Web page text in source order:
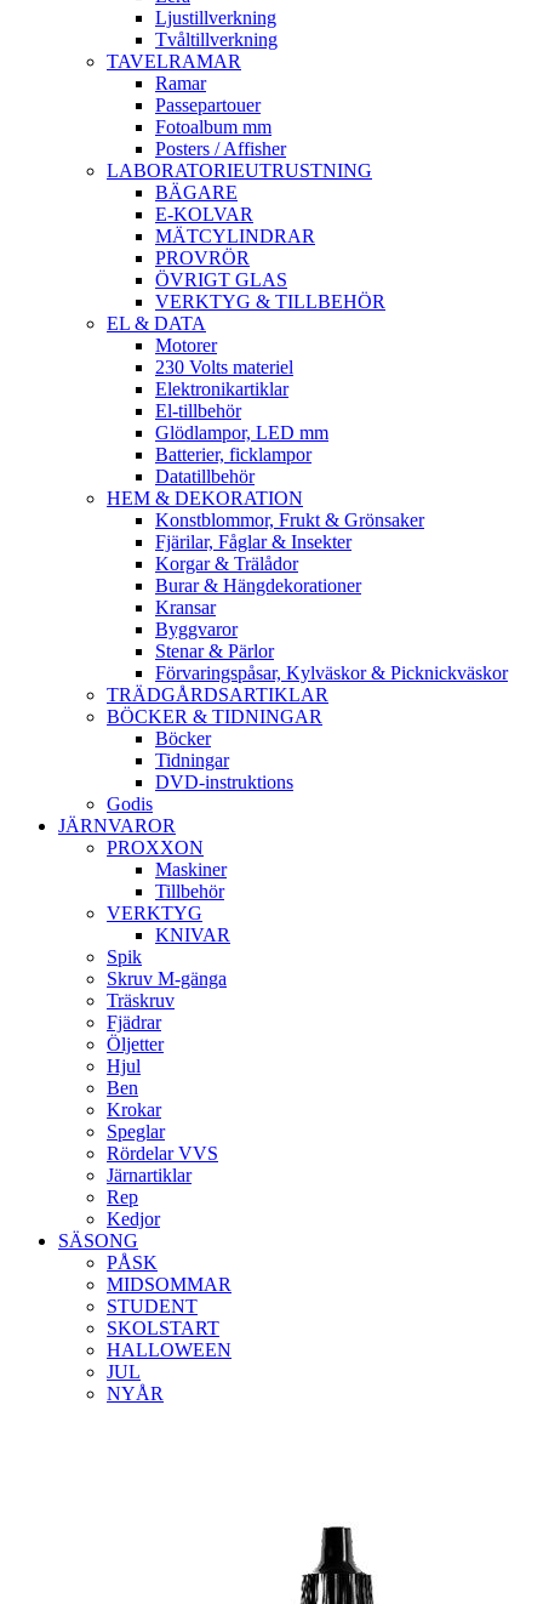
Ljustillverkning
Tvåltillverkning
TAVELRAMAR
Ramar
Passepartouer
Fotoalbum mm
Posters / Affisher
LABORATORIEUTRUSTNING
BÄGARE
E-KOLVAR
MÄTCYLINDRAR
PROVRÖR
ÖVRIGT GLAS
VERKTYG & TILLBEHÖR
EL & DATA
Motorer
230 Volts materiel
Elektronikartiklar
El-tillbehör
Glödlampor, LED mm
Batterier, ficklampor
Datatillbehör
HEM & DEKORATION
Konstblommor, Frukt & Grönsaker
Fjärilar, Fåglar & Insekter
Korgar & Trälådor
Burar & Hängdekorationer
Kransar
Byggvaror
Stenar & Pärlor
Förvaringspåsar, Kylväskor & Picknickväskor
TRÄDGÅRDSARTIKLAR
BÖCKER & TIDNINGAR
Böcker
Tidningar
DVD-instruktions
Godis
JÄRNVAROR
PROXXON
Maskiner
Tillbehör
VERKTYG
KNIVAR
Spik
Skruv M-gänga
Träskruv
Fjädrar
Öljetter
Hjul
Ben
Krokar
Speglar
Rördelar VVS
Järnartiklar
Rep
Kedjor
SÄSONG
PÅSK
MIDSOMMAR
STUDENT
SKOLSTART
HALLOWEEN
JUL
NYÅR